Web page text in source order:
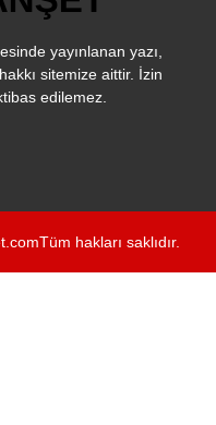
yayınlanan yazı,
sitemize aittir. İzin
edilemez.
hakları saklıdır.